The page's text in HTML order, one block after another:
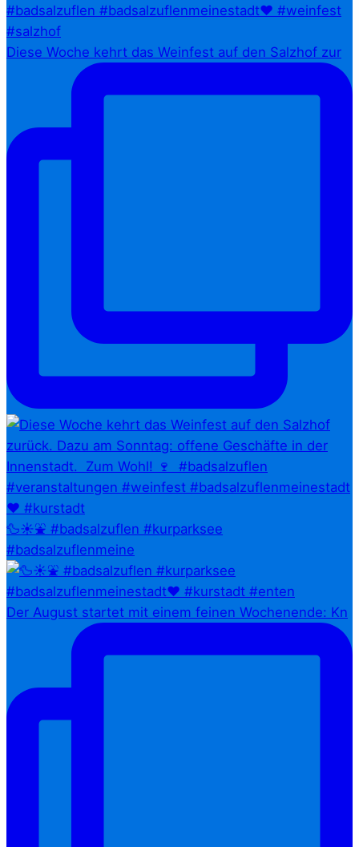
Diese Woche kehrt das Weinfest auf den Salzhof zur
🦆☀️⛲ #badsalzuflen #kurparksee
#badsalzuflenmeine
Der August startet mit einem feinen Wochenende: Kn